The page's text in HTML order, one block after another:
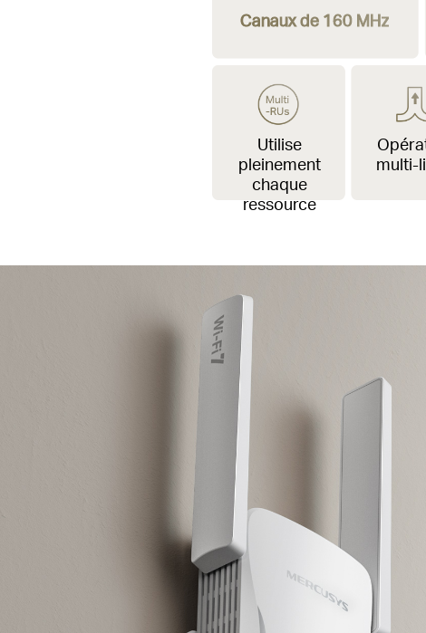
Canauxde 160 MHz
Utilise
pleinement
chaque
ressource
multi-